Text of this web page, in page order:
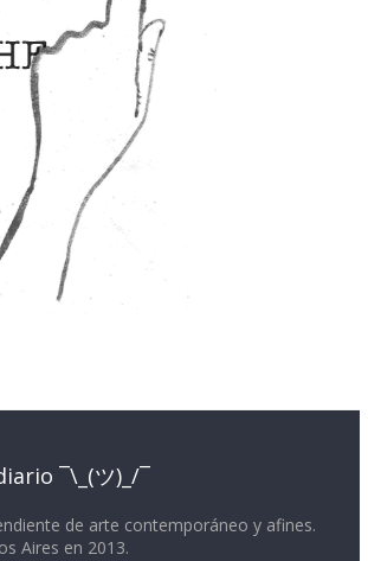
¯\_(ツ)_/¯
de arte contemporáneo y afines.
Aires en 2013.